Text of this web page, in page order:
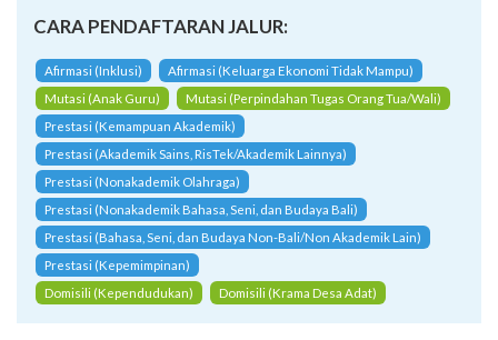
CARA PENDAFTARAN JALUR:
Afirmasi (Inklusi)
Afirmasi (Keluarga Ekonomi Tidak Mampu)
Mutasi (Anak Guru)
Mutasi (Perpindahan Tugas Orang Tua/Wali)
Prestasi (Kemampuan Akademik)
Prestasi (Akademik Sains, RisTek/Akademik Lainnya)
Prestasi (Nonakademik Olahraga)
Prestasi (Nonakademik Bahasa, Seni, dan Budaya Bali)
Prestasi (Bahasa, Seni, dan Budaya Non-Bali/Non Akademik Lain)
Prestasi (Kepemimpinan)
Domisili (Kependudukan)
Domisili (Krama Desa Adat)